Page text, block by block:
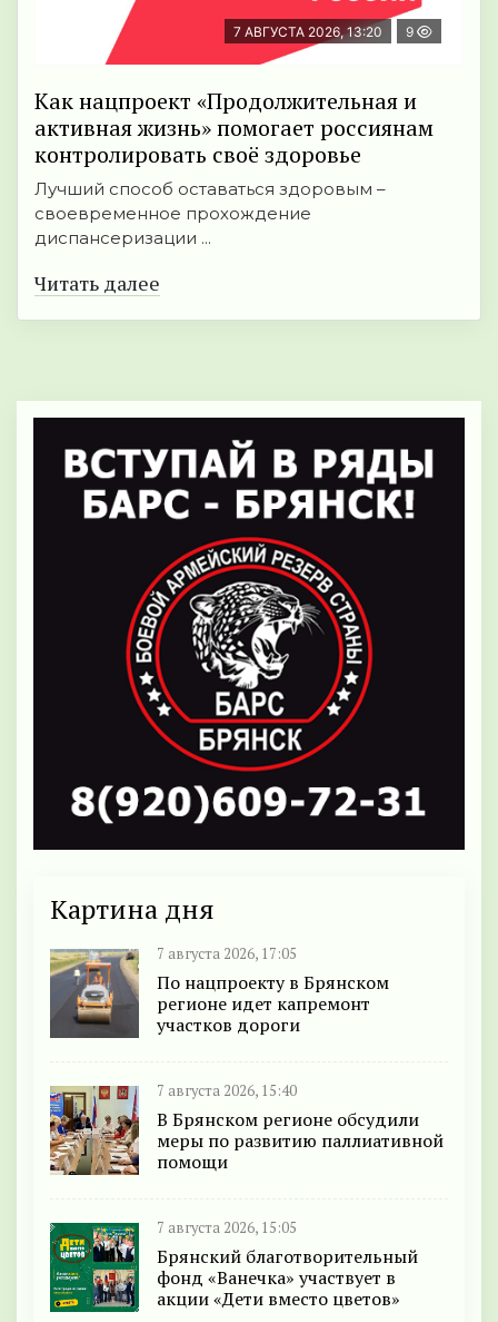
7 АВГУСТА 2026, 13:20 9
Как нацпроект «Продолжительная и
активная жизнь» помогает россиянам
контролировать своё здоровье
Лучший способ оставаться здоровым –
своевременное прохождение
диспансеризации ...
Читать далее
Картина дня
7 августа 2026, 17:05
По нацпроекту в Брянском
регионе идет капремонт
участков дороги
7 августа 2026, 15:40
В Брянском регионе обсудили
меры по развитию паллиативной
помощи
7 августа 2026, 15:05
Брянский благотворительный
фонд «Ванечка» участвует в
акции «Дети вместо цветов»